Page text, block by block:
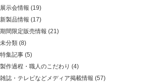
展示会情報 (19)
新製品情報 (17)
期間限定販売情報 (21)
未分類 (8)
特集記事 (5)
製作過程・職人のこだわり (4)
雑誌・テレビなどメディア掲載情報 (57)